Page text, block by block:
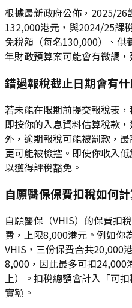
根據最新政府公佈，2025/26
132,000港元，與2024/25課
免稅額（每名130,000）、供
年財政預算案可能會有微調
錯過報稅截止日期會有
若未能在限期前提交報稅表
即按你的入息資料估算稅款
外，逾期報稅可能被罰款，
更可能被檢控。即使你收入
以獲得評稅豁免。
自願醫保保費扣稅如何計
自願醫保（VHIS）的保費扣
費，上限8,000港元。例如你
VHIS，三份保費合共20,000
8,000，因此最多可扣24,000
上）。扣稅總額會計入「可
實額。